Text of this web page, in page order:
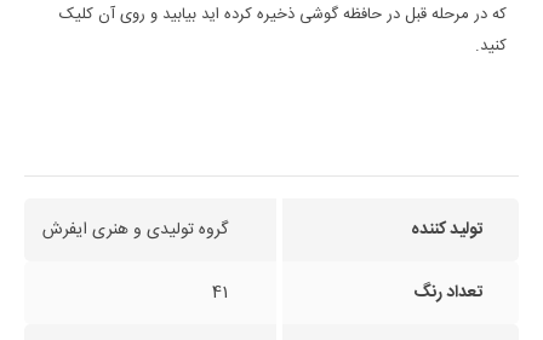
که در مرحله قبل در حافظه گوشی ذخیره کرده اید بیابید و روی آن کلیک
کنید.
تولید کننده گروه تولیدی و هنری ایفرش
تعداد رنگ 41